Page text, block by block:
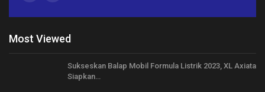
Most Viewed
Sukseskan Balap Mobil Formula Listrik 2023, XL Axiata
Siapkan…